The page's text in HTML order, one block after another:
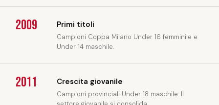
2009 Primi titoli
Campioni Coppa Milano Under 16 femminile e
Under 14 maschile.
2011 Crescita giovanile
Campioni provinciali Under 18 maschile. Il